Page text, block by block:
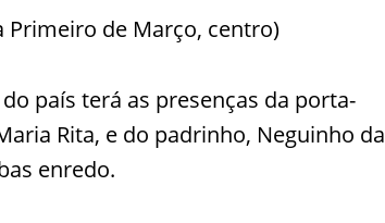
Primeiro de Março, centro)
país terá as presenças da porta-
Rita, e do padrinho, Neguinho da
enredo.